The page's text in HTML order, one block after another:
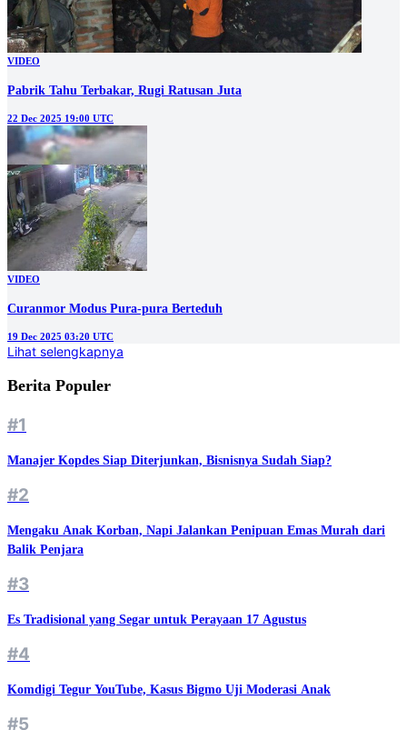
VIDEO
Pabrik Tahu Terbakar, Rugi Ratusan Juta
22 Dec 2025 19:00 UTC
VIDEO
Curanmor Modus Pura-pura Berteduh
19 Dec 2025 03:20 UTC
Lihat selengkapnya
Berita Populer
#1
Manajer Kopdes Siap Diterjunkan, Bisnisnya Sudah Siap?
#2
Mengaku Anak Korban, Napi Jalankan Penipuan Emas Murah dari
Balik Penjara
#3
Es Tradisional yang Segar untuk Perayaan 17 Agustus
#4
Komdigi Tegur YouTube, Kasus Bigmo Uji Moderasi Anak
#5